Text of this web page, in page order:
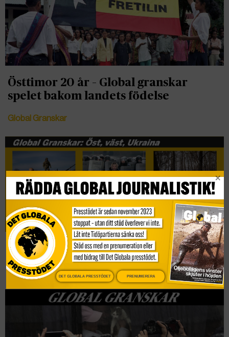
Östtimor 20 år – Global granskar
spelet bakom landets födelse
Global Granskar
ÖST, VÄST, UKRAINA
Global GranskarDET GLOBALA PRESSTÖDET PRENUMERERA